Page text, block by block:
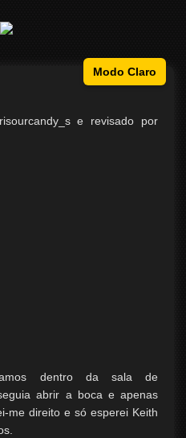
Modo Claro
e revisado por
dentro da sala de
abrir a boca e apenas
me direito e só esperei Keith